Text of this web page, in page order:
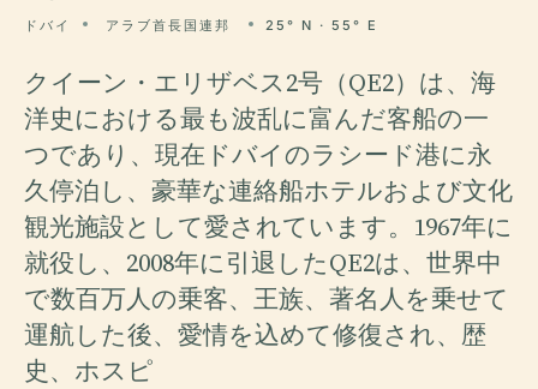
ドバイ アラブ首長国連邦 25° N · 55° E
クイーン・エリザベス2号（QE2）は、海
洋史における最も波乱に富んだ客船の一
つであり、現在ドバイのラシード港に永
久停泊し、豪華な連絡船ホテルおよび文化
観光施設として愛されています。1967年に
就役し、2008年に引退したQE2は、世界中
で数百万人の乗客、王族、著名人を乗せて
運航した後、愛情を込めて修復され、歴
史、ホスピ